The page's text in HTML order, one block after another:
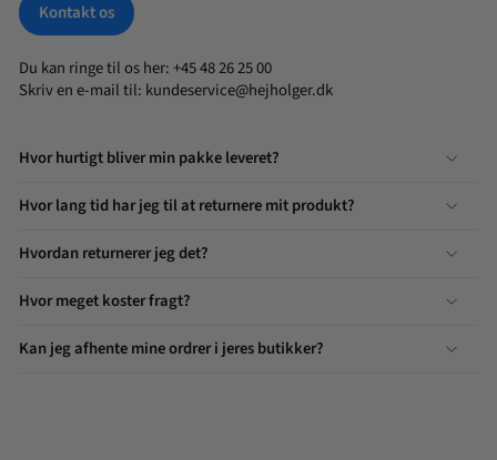
Kontakt os
Du kan ringe til os her: +45 48 26 25 00
Skriv en e-mail til: kundeservice@hejholger.dk
Hvor hurtigt bliver min pakke leveret?
Hvor lang tid har jeg til at returnere mit produkt?
Hvordan returnerer jeg det?
Hvor meget koster fragt?
Kan jeg afhente mine ordrer i jeres butikker?